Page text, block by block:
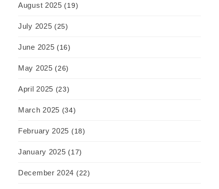
August 2025 (19)
July 2025 (25)
June 2025 (16)
May 2025 (26)
April 2025 (23)
March 2025 (34)
February 2025 (18)
January 2025 (17)
December 2024 (22)